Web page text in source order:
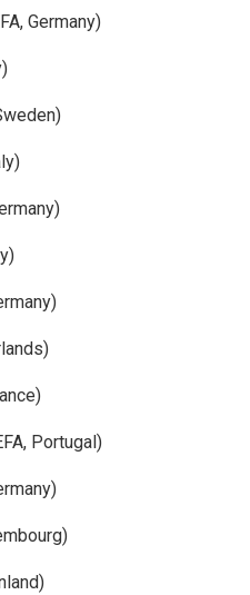
Germany)
Portugal)